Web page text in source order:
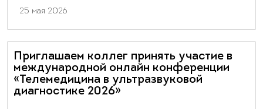
25 мая 2026
Приглашаем коллег принять участие в
международной онлайн конференции
«Телемедицина в ультразвуковой
диагностике 2026»